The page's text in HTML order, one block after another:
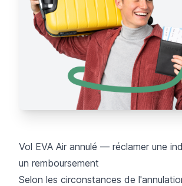
Vol EVA Air annulé — réclamer une
un remboursement
Selon les circonstances de